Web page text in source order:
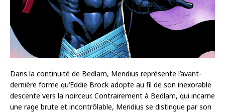
Dans la continuité de Bedlam, Meridius représente l’avant-
dernière forme qu’Eddie Brock adopte au fil de son inexorable
descente vers la noirceur. Contrairement à Bedlam, qui incarne
une rage brute et incontrôlable, Meridius se distingue par son